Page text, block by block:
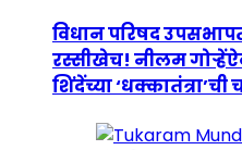
विधान परिषद
रस्सीखेच! नीलम
शिंदेंच्या ‘धक्कातंत्रा’ची